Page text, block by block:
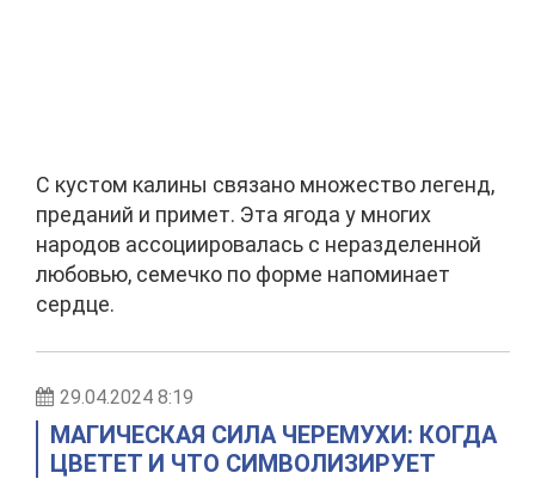
С кустом калины связано множество легенд,
преданий и примет. Эта ягода у многих
народов ассоциировалась с неразделенной
любовью, семечко по форме напоминает
сердце.
29.04.2024 8:19
МАГИЧЕСКАЯ СИЛА ЧЕРЕМУХИ: КОГДА
ЦВЕТЕТ И ЧТО СИМВОЛИЗИРУЕТ